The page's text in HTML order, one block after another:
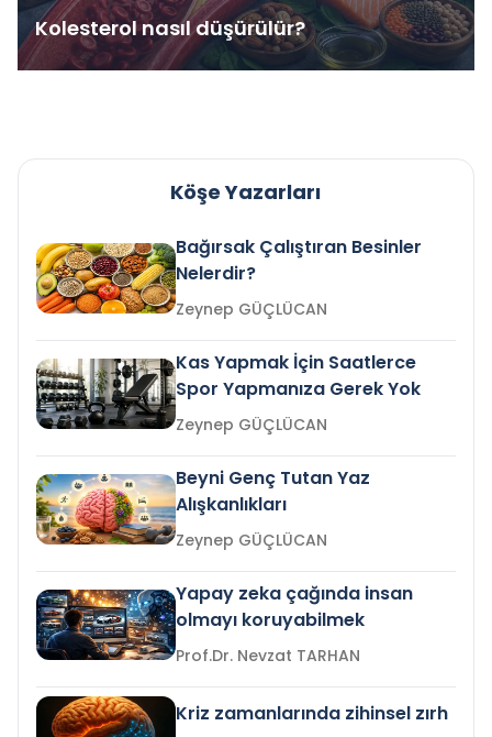
Kolesterol nasıl düşürülür?
Köşe Yazarları
Bağırsak Çalıştıran Besinler
Nelerdir?
Zeynep GÜÇLÜCAN
Kas Yapmak İçin Saatlerce
Spor Yapmanıza Gerek Yok
Zeynep GÜÇLÜCAN
Beyni Genç Tutan Yaz
Alışkanlıkları
Zeynep GÜÇLÜCAN
Yapay zeka çağında insan
olmayı koruyabilmek
Prof.Dr. Nevzat TARHAN
Kriz zamanlarında zihinsel zırh